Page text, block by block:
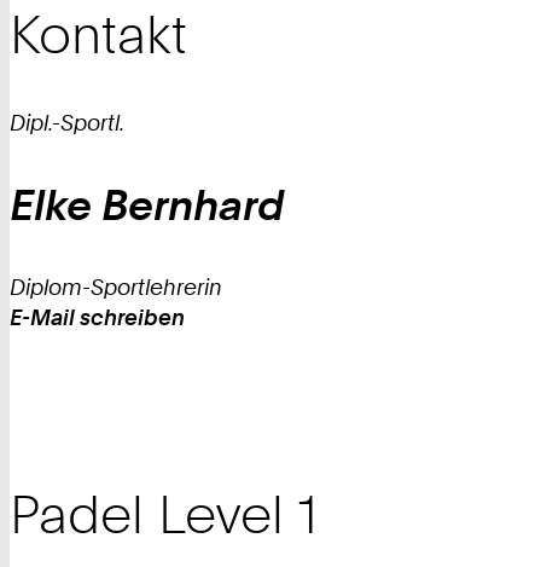
Kontakt
Dipl.-Sportl.
Elke Bernhard
Diplom-Sportlehrerin
Work
E-Mail schreiben
Padel Level 1